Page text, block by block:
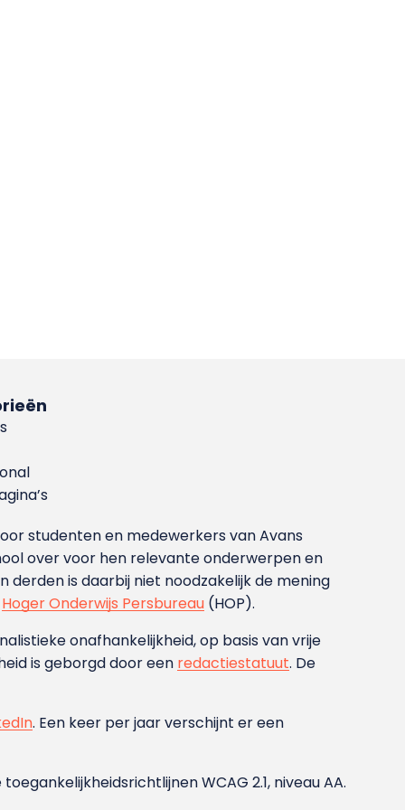
studenten en medewerkers van Avans
over voor hen relevante onderwerpen en
is daarbij niet noodzakelijk de mening
Hoger Onderwijs Persbureau (HOP).
onafhankelijkheid, op basis van vrije
is geborgd door een redactiestatuut. De
. Een keer per jaar verschijnt er een
WCAG 2.1, niveau AA.